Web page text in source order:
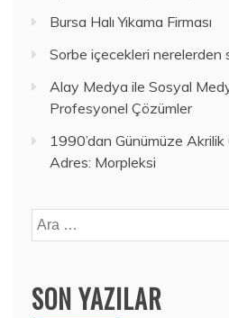
Bursa Halı Yıkama Firması
Sorbe içecekleri nerelerden
Alay Medya ile Sosyal
Profesyonel Çözümler
1990’dan Günümüze
Adres: Morpleksi
Arama:
SON YAZILAR